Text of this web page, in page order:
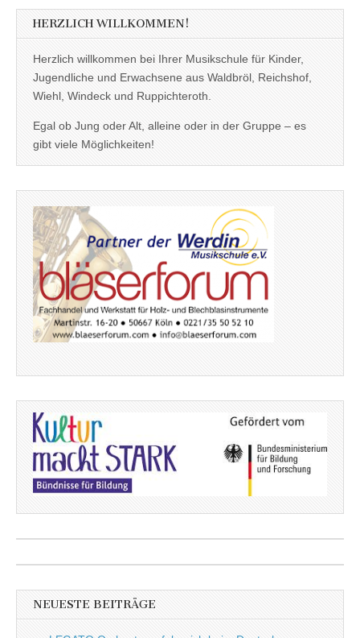
HERZLICH WILLKOMMEN!
Herzlich willkommen bei Ihrer Musikschule für Kinder,
Jugendliche und Erwachsene aus Waldbröl, Reichshof,
Wiehl, Windeck und Ruppichteroth.
Egal ob Jung oder Alt, alleine oder in der Gruppe – es
gibt viele Möglichkeiten!
NEUESTE BEITRÄGE